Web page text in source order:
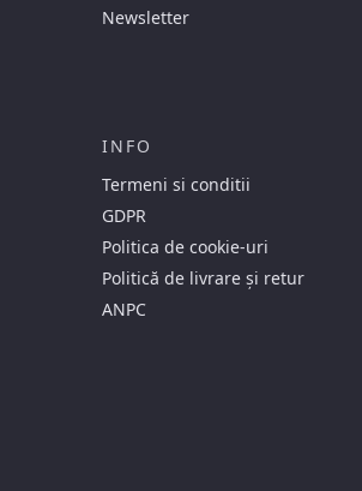
Newsletter
INFO
Termeni si conditii
GDPR
Politica de cookie-uri
Politică de livrare și retur
ANPC